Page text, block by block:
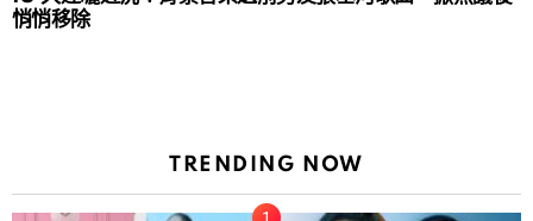
悄悄移除
TRENDING NOW